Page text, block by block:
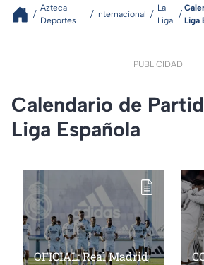
Azteca
Deportes
Internacional
La
Liga
Liga
PUBLICIDAD
Calendario de
Liga Española
OFICIAL: Real Madrid